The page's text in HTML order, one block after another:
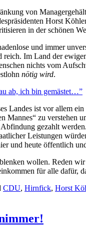
von
Horst
in der schönen
und immer
reich. Im Land der
nichts vom
nötig wird.
Landes ist vor allem
Mannes“ zu verstehen
gezahlt
Leistungen
und heute öffentlich
wollen. Reden
für alle dafür,
CDU, Hirnfick, Horst